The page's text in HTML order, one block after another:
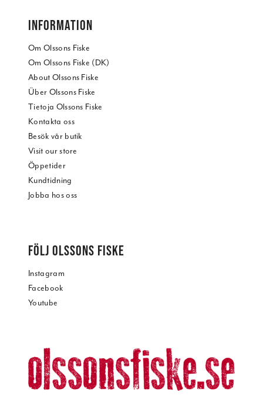
INFORMATION
Om Olssons Fiske
Om Olssons Fiske (DK)
About Olssons Fiske
Über Olssons Fiske
Tietoja Olssons Fiske
Kontakta oss
Besök vår butik
Visit our store
Öppetider
Kundtidning
Jobba hos oss
FÖLJ OLSSONS FISKE
Instagram
Facebook
Youtube